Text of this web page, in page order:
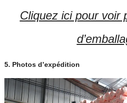
Cliquez ici pour voir
5. Photos d’expédition